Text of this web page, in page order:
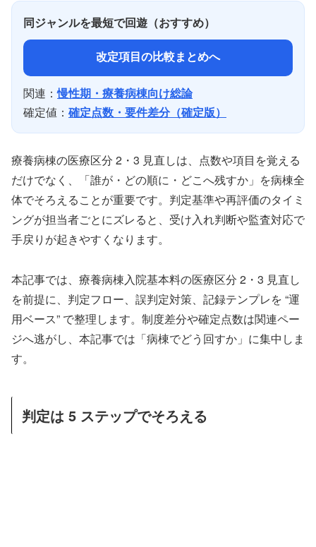
同ジャンルを最短で回遊（おすすめ）
改定項目の比較まとめへ
関連：慢性期・療養病棟向け総論
確定値： 確定点数・要件差分（確定版）
療養病棟の医療区分 2・3 見直しは、点数や項目を覚える
だけでなく、「誰が・どの順に・どこへ残すか」を病棟全
体でそろえることが重要です。判定基準や再評価のタイミ
ングが担当者ごとにズレると、受け入れ判断や監査対応で
手戻りが起きやすくなります。
本記事では、療養病棟入院基本料の医療区分 2・3 見直し
を前提に、判定フロー、誤判定対策、記録テンプレを “運
用ベース” で整理します。制度差分や確定点数は関連ペー
ジへ逃がし、本記事では「病棟でどう回すか」に集中しま
す。
判定は 5 ステップでそろえる